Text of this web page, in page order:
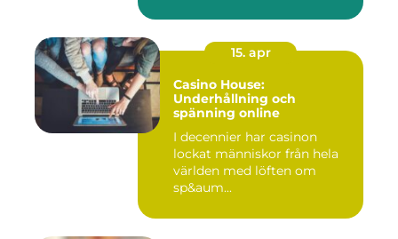
15. apr
Casino House:
Underhållning och
spänning online
I decennier har casinon
lockat människor från hela
världen med löften om
sp&aum...